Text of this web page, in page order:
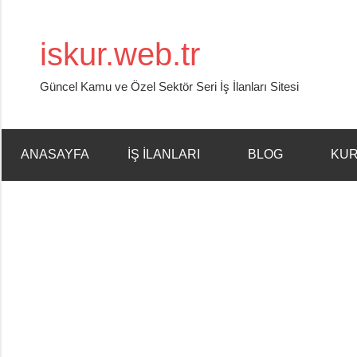
iskur.web.tr
Güncel Kamu ve Özel Sektör Seri İş İlanları Sitesi
ANASAYFA İŞ İLANLARI BLOG